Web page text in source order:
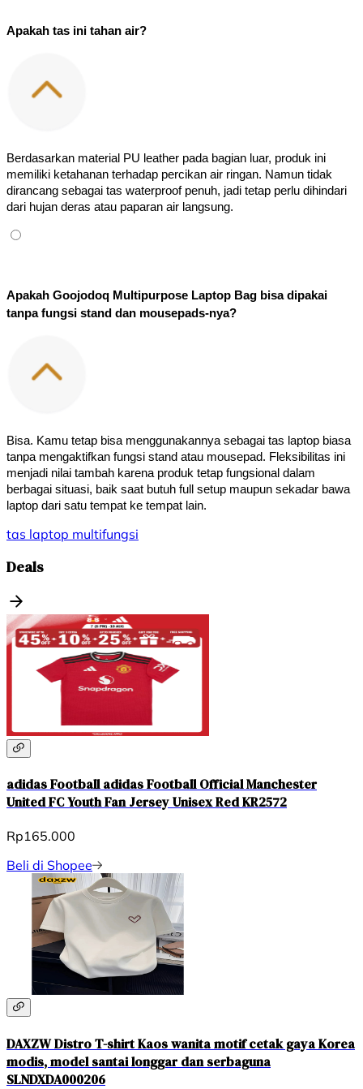
Apakah tas ini tahan air?
Berdasarkan material PU leather pada bagian luar, produk ini
memiliki ketahanan terhadap percikan air ringan. Namun tidak
dirancang sebagai tas waterproof penuh, jadi tetap perlu dihindari
dari hujan deras atau paparan air langsung.
Apakah Goojodoq Multipurpose Laptop Bag bisa dipakai
tanpa fungsi stand dan mousepads-nya?
Bisa. Kamu tetap bisa menggunakannya sebagai tas laptop biasa
tanpa mengaktifkan fungsi stand atau mousepad. Fleksibilitas ini
menjadi nilai tambah karena produk tetap fungsional dalam
berbagai situasi, baik saat butuh full setup maupun sekadar bawa
laptop dari satu tempat ke tempat lain.
tas laptop multifungsi
Deals
adidas Football adidas Football Official Manchester
United FC Youth Fan Jersey Unisex Red KR2572
Rp165.000
Beli di Shopee
DAXZW Distro T-shirt Kaos wanita motif cetak gaya Korea
modis, model santai longgar dan serbaguna
SLNDXDA000206